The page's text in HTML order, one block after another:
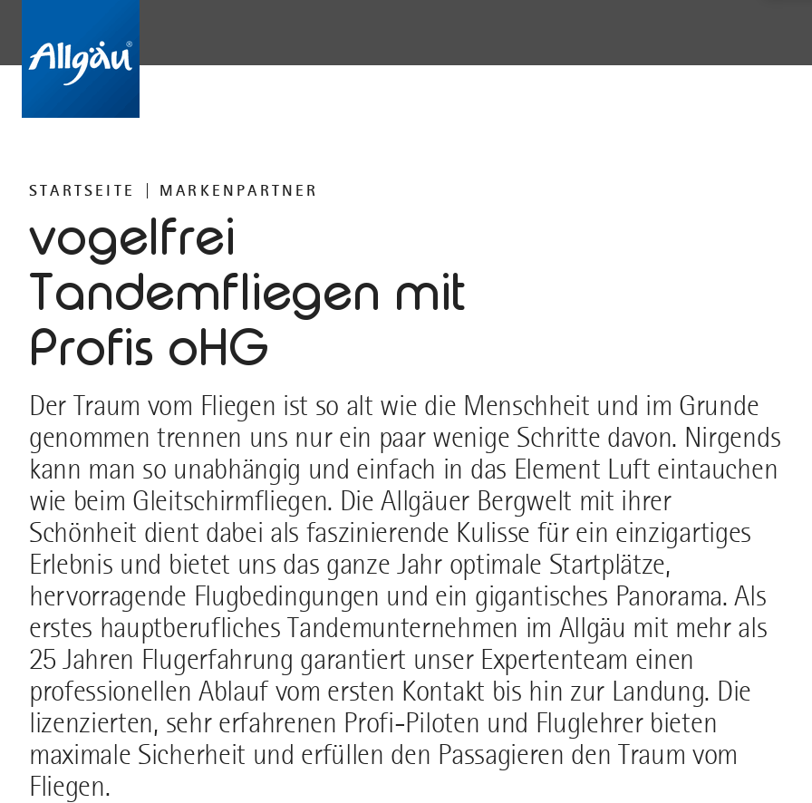
STARTSEITE MARKENPARTNER
vogelfrei
Tandemfliegen mit
Profis oHG
Der Traum vom Fliegen ist so alt wie die Menschheit und im Grunde
genommen trennen uns nur ein paar wenige Schritte davon. Nirgends
kann man so unabhängig und einfach in das Element Luft eintauchen
wie beim Gleitschirmfliegen. Die Allgäuer Bergwelt mit ihrer
Schönheit dient dabei als faszinierende Kulisse für ein einzigartiges
Erlebnis und bietet uns das ganze Jahr optimale Startplätze,
hervorragende Flugbedingungen und ein gigantisches Panorama. Als
erstes hauptberufliches Tandemunternehmen im Allgäu mit mehr als
25 Jahren Flugerfahrung garantiert unser Expertenteam einen
professionellen Ablauf vom ersten Kontakt bis hin zur Landung. Die
lizenzierten, sehr erfahrenen Profi-Piloten und Fluglehrer bieten
maximale Sicherheit und erfüllen den Passagieren den Traum vom
Fliegen.